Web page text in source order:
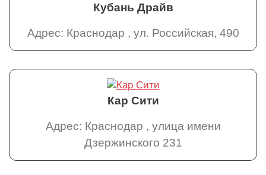
Кубань Драйв
Адрес: Краснодар , ул. Российская, 490
Кар Сити
Адрес: Краснодар , улица имени
Дзержинского 231